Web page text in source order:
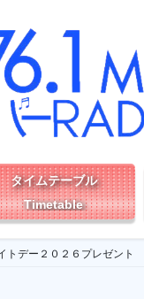
タイムテーブル
Timetable
トデー２０２６プレゼント